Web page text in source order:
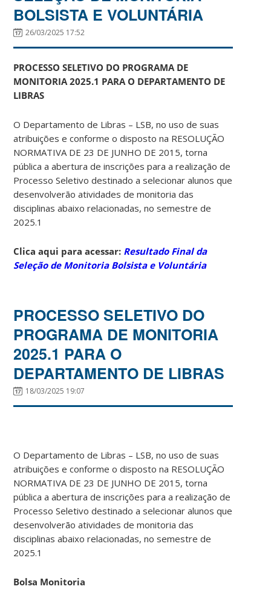
BOLSISTA E VOLUNTÁRIA
26/03/2025 17:52
PROCESSO SELETIVO DO PROGRAMA DE
MONITORIA 2025.1 PARA O DEPARTAMENTO DE
LIBRAS
O Departamento de Libras – LSB, no uso de suas
atribuições e conforme o disposto na RESOLUÇÃO
NORMATIVA DE 23 DE JUNHO DE 2015, torna
pública a abertura de inscrições para a realização de
Processo Seletivo destinado a selecionar alunos que
desenvolverão atividades de monitoria das
disciplinas abaixo relacionadas, no semestre de
2025.1
Clica aqui para acessar: Resultado Final da
Seleção de Monitoria Bolsista e Voluntária
PROCESSO SELETIVO DO
PROGRAMA DE MONITORIA
2025.1 PARA O
DEPARTAMENTO DE LIBRAS
18/03/2025 19:07
O Departamento de Libras – LSB, no uso de suas
atribuições e conforme o disposto na RESOLUÇÃO
NORMATIVA DE 23 DE JUNHO DE 2015, torna
pública a abertura de inscrições para a realização de
Processo Seletivo destinado a selecionar alunos que
desenvolverão atividades de monitoria das
disciplinas abaixo relacionadas, no semestre de
2025.1
Bolsa Monitoria